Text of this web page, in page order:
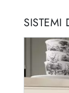
SISTEMI